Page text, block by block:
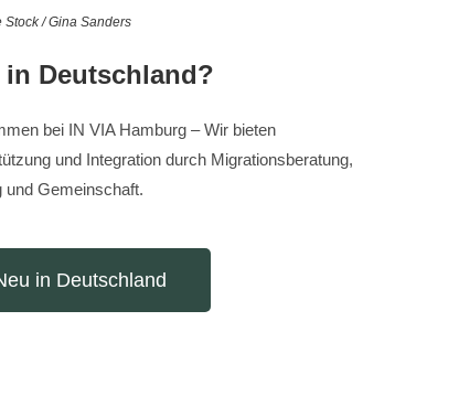
Stock / Gina Sanders
in Deutschland?
bei IN VIA Hamburg – Wir bieten
und Integration durch Migrationsberatung,
und Gemeinschaft.
in Deutschland